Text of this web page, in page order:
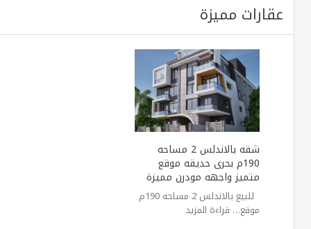
عقارات مميزة
شقه بالاندلس 2 مساحه
190م بحرى حديقه موقع
متميز واجهه مودرن مميزة
للبيع بالاندلس 2 مساحه 190م
موقع…قراءة المزيد